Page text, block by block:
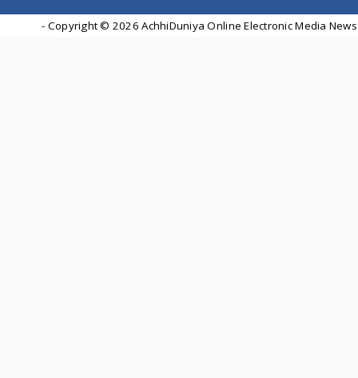
- Copyright © 2026 AchhiDuniya Online Electronic Media